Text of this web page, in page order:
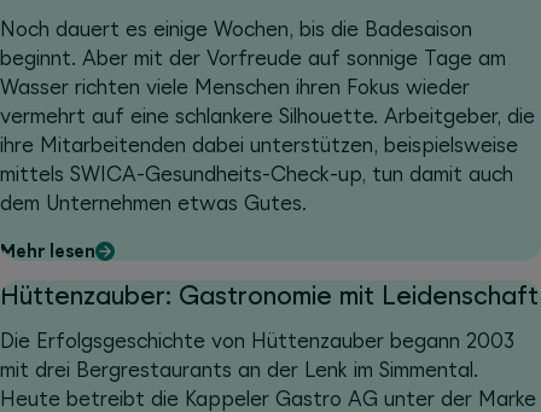
Noch dauert es einige Wochen, bis die Badesaison
beginnt. Aber mit der Vorfreude auf sonnige Tage am
Wasser richten viele Menschen ihren Fokus wieder
vermehrt auf eine schlankere Silhouette. Arbeitgeber, die
ihre Mitarbeitenden dabei unterstützen, beispielsweise
mittels SWICA-Gesundheits-Check-up, tun damit auch
dem Unternehmen etwas Gutes.
Mehr lesen
Hüttenzauber: Gastronomie mit Leidenschaft
Die Erfolgsgeschichte von Hüttenzauber begann 2003
mit drei Bergrestaurants an der Lenk im Simmental.
Heute betreibt die Kappeler Gastro AG unter der Marke